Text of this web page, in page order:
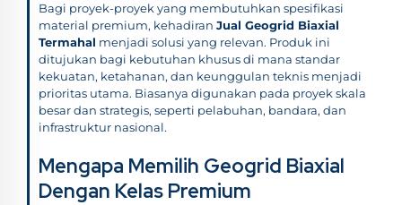
Bagi proyek-proyek yang membutuhkan spesifikasi
material premium, kehadiran Jual Geogrid Biaxial
Termahal menjadi solusi yang relevan. Produk ini
ditujukan bagi kebutuhan khusus di mana standar
kekuatan, ketahanan, dan keunggulan teknis menjadi
prioritas utama. Biasanya digunakan pada proyek skala
besar dan strategis, seperti pelabuhan, bandara, dan
infrastruktur nasional.
Mengapa Memilih Geogrid Biaxial
Dengan Kelas Premium